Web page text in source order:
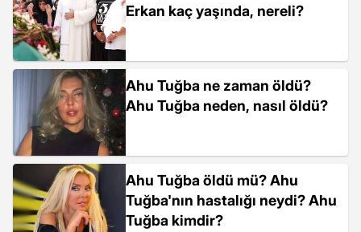
Erkan kaç yaşında, nereli?
Ahu Tuğba ne zaman öldü?
Ahu Tuğba neden, nasıl öldü?
Ahu Tuğba öldü mü? Ahu
Tuğba'nın hastalığı neydi? Ahu
Tuğba kimdir?